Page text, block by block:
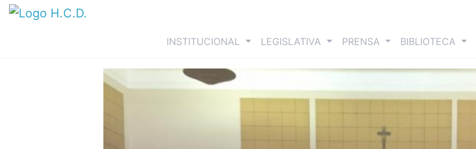
INSTITUCIONAL (current)LEGISLATIVA PRENSA BIBLIOTECA